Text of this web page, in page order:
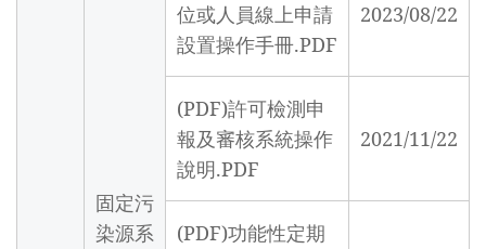
固定污
染源系
位或人員線上申請
設置操作手冊.PDF
2023/08/22
(PDF)許可檢測申
報及審核系統操作
說明.PDF
2021/11/22
(PDF)功能性定期